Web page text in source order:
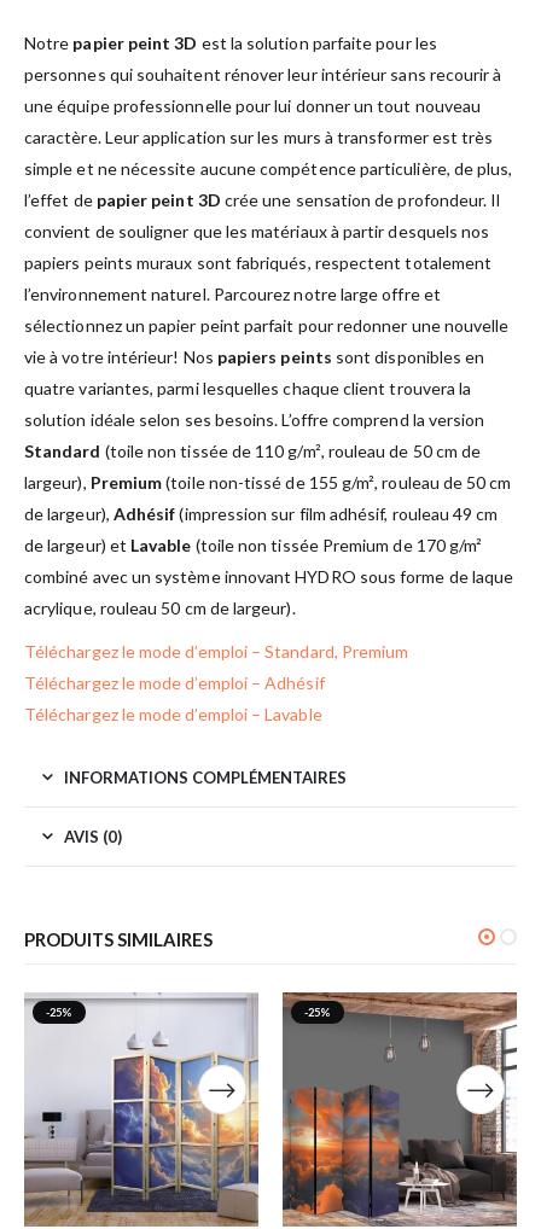
Notre papier peint 3D est la solution parfaite pour les
personnes qui souhaitent rénover leur intérieur sans recourir à
une équipe professionnelle pour lui donner un tout nouveau
caractère. Leur application sur les murs à transformer est très
simple et ne nécessite aucune compétence particulière, de plus,
l’effet de papier peint 3D crée une sensation de profondeur. Il
convient de souligner que les matériaux à partir desquels nos
papiers peints muraux sont fabriqués, respectent totalement
l’environnement naturel. Parcourez notre large offre et
sélectionnez un papier peint parfait pour redonner une nouvelle
vie à votre intérieur! Nos papiers peints sont disponibles en
quatre variantes, parmi lesquelles chaque client trouvera la
solution idéale selon ses besoins. L’offre comprend la version
Standard (toile non tissée de 110 g/m², rouleau de 50 cm de
largeur), Premium(toile non-tissé de 155 g/m², rouleau de 50 cm
de largeur), Adhésif(impression sur film adhésif, rouleau 49 cm
de largeur) et Lavable (toile non tissée Premium de 170 g/m²
combiné avec un système innovant HYDRO sous forme de laque
acrylique, rouleau 50 cm de largeur).
Téléchargez le mode d’emploi – Standard, Premium
Téléchargez le mode d’emploi – Adhésif
Téléchargez le mode d’emploi – Lavable
INFORMATIONS COMPLÉMENTAIRES
AVIS (0)
PRODUITS SIMILAIRES
-25% -25%